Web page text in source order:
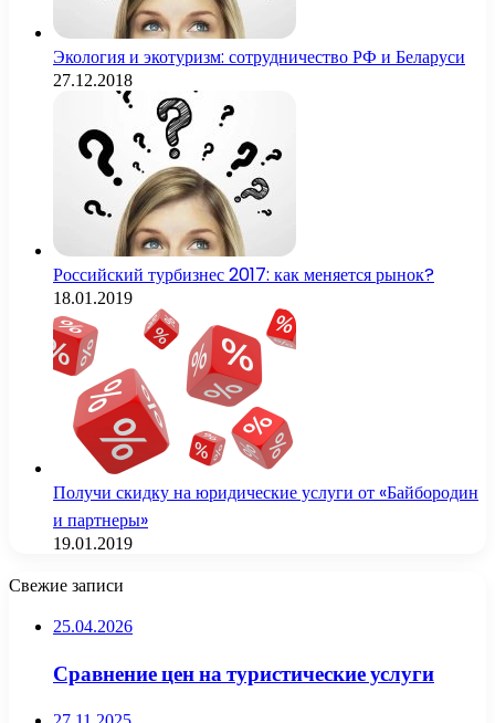
Экология и экотуризм: сотрудничество РФ и Беларуси
27.12.2018
Российский турбизнес 2017: как меняется рынок?
18.01.2019
Получи скидку на юридические услуги от «Байбородин
и партнеры»
19.01.2019
Свежие записи
25.04.2026
Сравнение цен на туристические услуги